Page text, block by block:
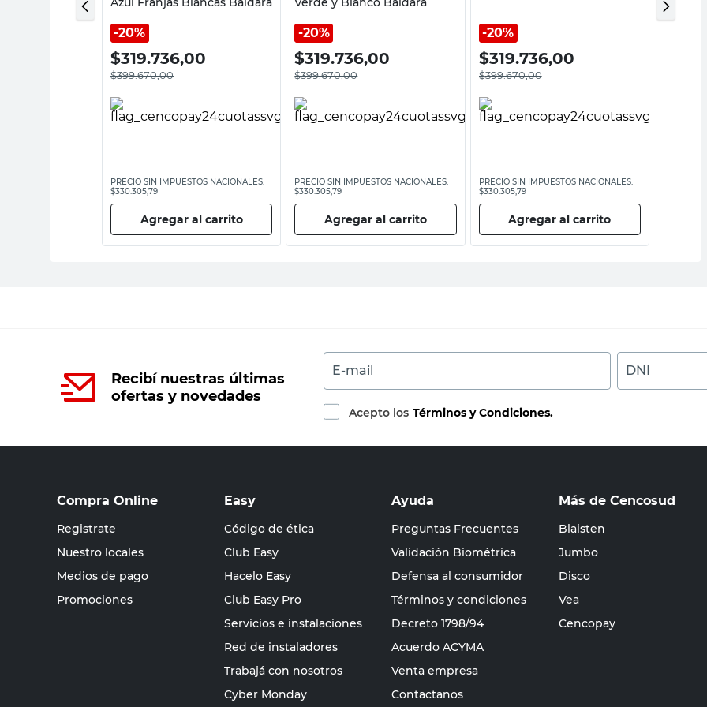
20%
$319.736,00
$399.670,00
PRECIO SIN IMPUESTOS NACIONALES:
$330.305,79
Agregar al carrito
20%
$319.736,00
$399.670,00
PRECIO SIN IMPUESTOS NACIONALES:
$330.305,79
Agregar al carrito
20%
$319.736,00
$399.670,00
PRECIO SIN IMPUESTOS NACIONALES:
$330.305,79
Agregar al carrito
Recibí nuestras últimas
ofertas y novedades
E-mail DNI
Acepto los Términos y Condiciones.
Compra Online
Registrate
Nuestro locales
Medios de pago
Promociones
Easy
Código de ética
Club Easy
Hacelo Easy
Club Easy Pro
Servicios e instalaciones
Red de instaladores
Trabajá con nosotros
Cyber Monday
Ayuda
Preguntas Frecuentes
Validación Biométrica
Defensa al consumidor
Términos y condiciones
Decreto 1798/94
Acuerdo ACYMA
Venta empresa
Contactanos
Más de Cencosud
Blaisten
Jumbo
Disco
Vea
Cencopay